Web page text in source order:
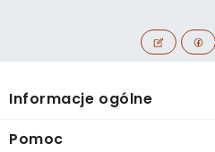
Informacje ogólne
Pomoc